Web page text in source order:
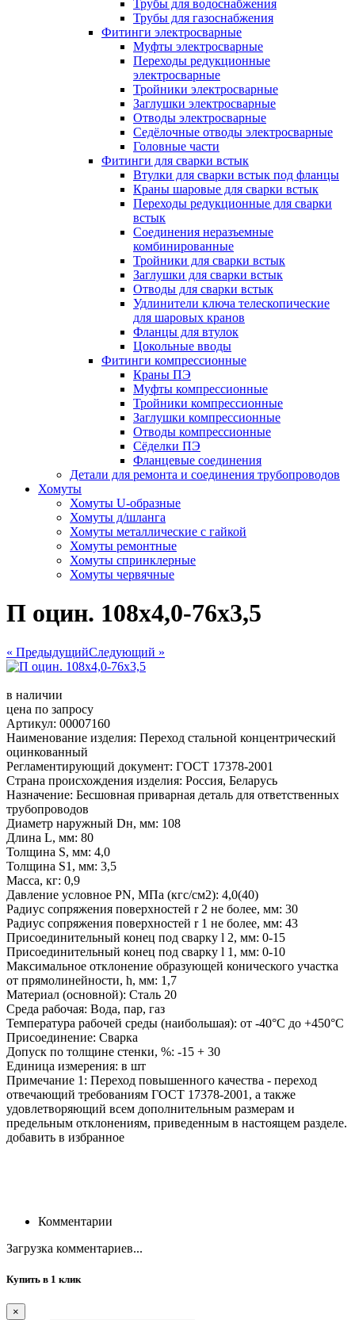
Трубы для водоснабжения
Трубы для газоснабжения
Фитинги электросварные
Муфты электросварные
Переходы редукционные
электросварные
Тройники электросварные
Заглушки электросварные
Отводы электросварные
Седёлочные отводы электросварные
Головные части
Фитинги для сварки встык
Втулки для сварки встык под фланцы
Краны шаровые для сварки встык
Переходы редукционные для сварки
встык
Соединения неразъемные
комбинированные
Тройники для сварки встык
Заглушки для сварки встык
Отводы для сварки встык
Удлинители ключа телескопические
для шаровых кранов
Фланцы для втулок
Цокольные вводы
Фитинги компрессионные
Краны ПЭ
Муфты компрессионные
Тройники компрессионные
Заглушки компрессионные
Отводы компрессионные
Сёделки ПЭ
Фланцевые соединения
Детали для ремонта и соединения трубопроводов
Хомуты
Хомуты U-образные
Хомуты д/шланга
Хомуты металлические с гайкой
Хомуты ремонтные
Хомуты спринклерные
Хомуты червячные
П оцин. 108х4,0-76х3,5
« ПредыдущийСледующий »
в наличии
цена по запросу
Артикул: 00007160
Наименование изделия: Переход стальной концентрический
оцинкованный
Регламентирующий документ: ГОСТ 17378-2001
Страна происхождения изделия: Россия, Беларусь
Назначение: Бесшовная приварная деталь для ответственных
трубопроводов
Диаметр наружный Dн, мм: 108
Длина L, мм: 80
Толщина S, мм: 4,0
Толщина S1, мм: 3,5
Масса, кг: 0,9
Давление условное PN, МПа (кгс/см2): 4,0(40)
Радиус сопряжения поверхностей r 2 не более, мм: 30
Радиус сопряжения поверхностей r 1 не более, мм: 43
Присоединительный конец под сварку l 2, мм: 0-15
Присоединительный конец под сварку l 1, мм: 0-10
Максимальное отклонение образующей конического участка
от прямолинейности, h, мм: 1,7
Материал (основной): Сталь 20
Среда рабочая: Вода, пар, газ
Температура рабочей среды (наибольшая): от -40°С до +450°С
Присоединение: Сварка
Допуск по толщине стенки, %: -15 + 30
Единица измерения: в шт
Примечание 1: Переход повышенного качества - переход
отвечающий требованиям ГОСТ 17378-2001, а также
удовлетворяющий всем дополнительным размерам и
предельным отклонениям, приведенным в настоящем разделе.
добавить в избранное
Комментарии
Загрузка комментариев...
Купить в 1 клик
×